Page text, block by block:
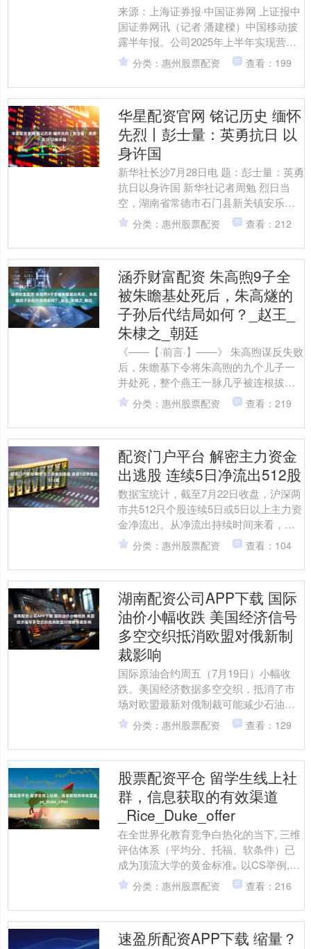
来源：上海证券报·中国证券网 上证报中
国证券网讯（记者 潘建樑）中国移动披
露半年报。公司2025年上半年实现营业
收入5437.69亿元，同比微降0.5%；归属
于....
分类：惠州股票配资 查看：199
华星配资官网 铭记历史 缅怀
先烈丨彭士量：英勇抗日 以
身许国
新华社长沙7月28日电 题：彭士量：英勇
抗日以身许国 新华社记者周勉 烈日当
空，湖南省常德市石门县新关镇安乐片
区一处崖壁上的“岩门口”三个字十分醒
目，这是抗日英....
分类：惠州股票配资 查看：212
涵乔财富配资 朱高煦9子全
被朱瞻基处死后，朱高燧的
子孙后代结局如何？_赵王_
朱棣之_朝廷
《——【·前言·】——》 朱高煦谋反失败
后，朱瞻基下令将朱高煦的九个儿子一
并处死，整个燕王一脉几乎被连根拔
起。而同为朱棣之子、朱高煦之兄的朱
高燧，却没有落得同样....
分类：惠州股票配资 查看：219
配资门户平台 解密主力资金
出逃股 连续5日净流出512股
数据宝统计，截至7月22日收盘，沪深两
市共512只个股连续5日或5日以上主力资
金净流出。从净流出持续时间来看，赛
托生物连续23日主力资金净流出，排名
第一；春雪食....
分类：惠州股票配资 查看：104
湖南配资公司APP下载 国际
油价小幅收跌 美国经济信号
多空交织抵消欧盟对俄新制
裁影响
国际原油合约周五（7月19日）小幅收
跌。美国经济数据多空交织，抵消了市
场对欧盟最新对俄制裁可能减少石油供
应的担忧。 纽约商品交易所8月交割的西
得州中质原油（WT....
分类：惠州股票配资 查看：129
股票配资平仓 留学生线上社
群，信息获取的有效渠道
_Rice_Duke_offer
在全世界化教育竞争白热化的当下, 三维
评估体系（平均分、托福、软条件）已
成为顶流大学的黄金标准｡ 以CS举例,
Rice最近几年收到offer的人的平均gpa
已....
分类：惠州股票配资 查看：216
速盈所配资APP下载 缩量？